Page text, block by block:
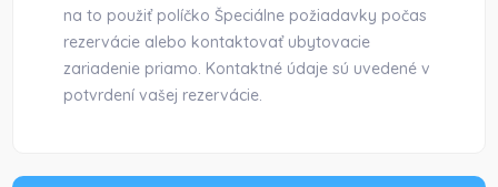
na to použiť políčko Špeciálne požiadavky počas
rezervácie alebo kontaktovať ubytovacie
zariadenie priamo. Kontaktné údaje sú uvedené v
potvrdení vašej rezervácie.